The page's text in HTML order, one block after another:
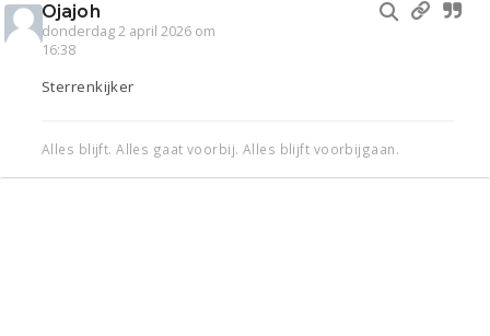
Ojajoh
donderdag 2 april 2026 om
16:38
Sterrenkijker
Alles blijft. Alles gaat voorbij. Alles blijft voorbijgaan.